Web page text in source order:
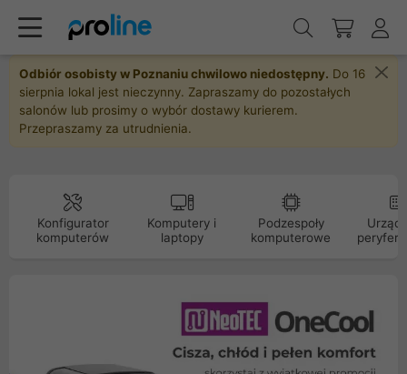
Odbiór osobisty w Poznaniu chwilowo niedostępny. Do 16
sierpnia lokal jest nieczynny. Zapraszamy do pozostałych
salonów lub prosimy o wybór dostawy kurierem.
Przepraszamy za utrudnienia.
Konfigurator
komputerów
Komputery i
laptopy
Podzespoły
komputerowe